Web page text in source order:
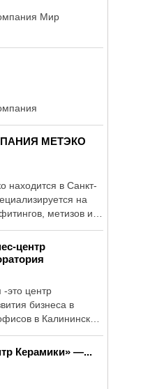
Мир
МЕТЭКО
находится в Санкт-
на
метизов и
центр
это центр
бизнеса в
в Калининском
Керамики» —...